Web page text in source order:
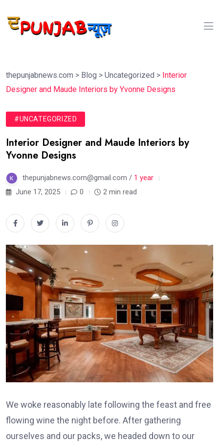
thepunjabnews.com > Blog > Uncategorized > Interior
Designer and Maude Interiors by Yvonne Designs
#UNCATEGORIZED
Interior Designer and Maude Interiors by
Yvonne Designs
thepunjabnews.com@gmail.com / 1 year
June 17, 2025
0 2 min read
We woke reasonably late following the feast and free
flowing wine the night before. After gathering
ourselves and our packs, we headed down to our